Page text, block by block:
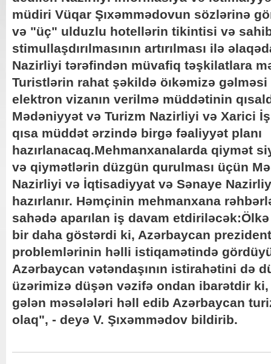
müdiri Vüqar Şıxəmmədovun sözlərinə
və "üç" ulduzlu hotellərin tikintisi və
stimullaşdırılmasının artırılması ilə
Nazirliyi tərəfindən müvafiq təşkilatlara
Turistlərin rahat şəkildə öıkəmizə
elektron vizanın verilmə müddətinin
Mədəniyyət və Turizm Nazirliyi və Xarici
qısa müddət ərzində birgə fəaliyyət planı
hazırlanacaq.Mehmanxanalarda qiymət
və qiymətlərin düzgün qurulması üçün
Nazirliyi və İqtisadiyyat və Sənaye
hazırlanır. Həmçinin mehmanxana
sahədə aparılan iş davam etdiriləcək:Ölkə
bir daha göstərdi ki, Azərbaycan
problemlərinin həlli istiqamətində
Azərbaycan vətəndaşının istirahətini də
üzərimizə düşən vəzifə ondan ibarətdir ki,
gələn məsələləri həll edib Azərbaycan
olaq", - deyə V. Şıxəmmədov bildirib.